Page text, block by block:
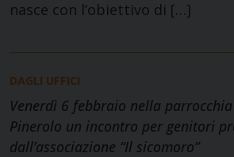
nasce con l’obiettivo di […]
DAGLI UFFICI
Venerdì 6 febbraio nella
Pinerolo un incontro per genitori
dall’associazione “Il sicomoro”